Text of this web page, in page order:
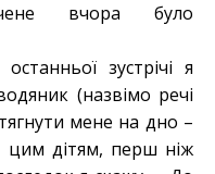
вчора було
зустрічі я
(назвімо речі
мене на дно –
дітям, перш ніж